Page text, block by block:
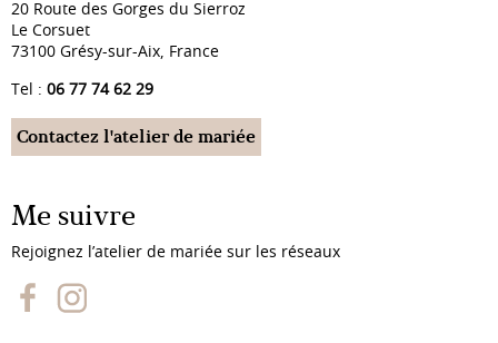
20 Route des Gorges du Sierroz
Le Corsuet
73100 Grésy-sur-Aix, France
Tel : 06 77 74 62 29
Contactez l'atelier de mariée
Me suivre
Rejoignez l’atelier de mariée sur les réseaux